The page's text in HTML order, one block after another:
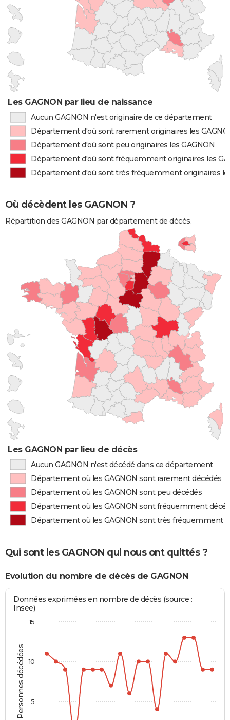
Les GAGNON par lieu de naissance
Aucun GAGNON n'est originaire de ce département
Département d'où sont rarement originaires les
Département d'où sont peu originaires les GAGNON
Département d'où sont fréquemment originaires les
Département d'où sont très fréquemment originaires
Où décèdent les GAGNON ?
Répartition des GAGNON par département de décès.
Les GAGNON par lieu de décès
Aucun GAGNON n'est décédé dans ce département
Département où les GAGNON sont rarement décédés
Département où les GAGNON sont peu décédés
Département où les GAGNON sont fréquemment
Département où les GAGNON sont très fréquemment
Qui sont les GAGNON qui nous ont quittés ?
Evolution du nombre de décès de GAGNON
Personnes décédées
Données exprimées en nombre de décès (source :
Insee)
5
10
15